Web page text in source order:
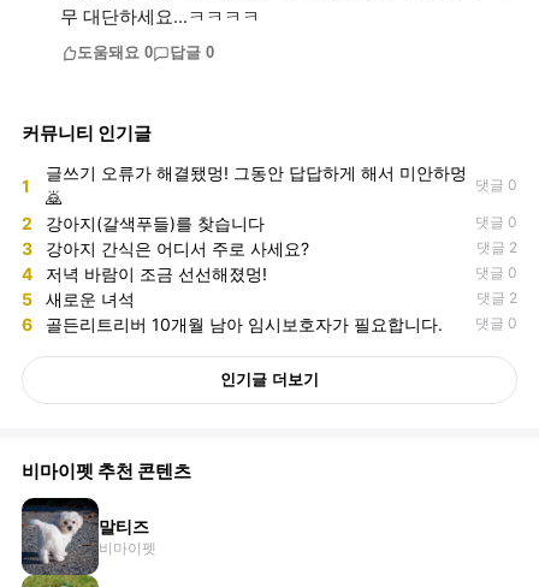
무 대단하세요...ㅋㅋㅋㅋ
도움돼요 0 답글 0
커뮤니티 인기글
1
글쓰기 오류가 해결됐멍! 그동안 답답하게 해서 미안하멍
🙇
댓글 0
2 강아지(갈색푸들)를 찾습니다 댓글 0
3 강아지 간식은 어디서 주로 사세요? 댓글 2
4 저녁 바람이 조금 선선해졌멍! 댓글 0
5 새로운 녀석 댓글 2
6 골든리트리버 10개월 남아 임시보호자가 필요합니다. 댓글 0
인기글 더보기
비마이펫 추천 콘텐츠
말티즈
비마이펫